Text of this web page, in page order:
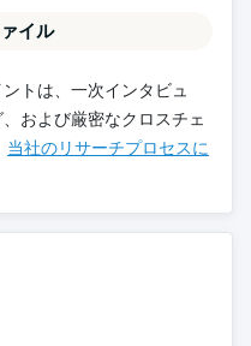
イル
トは、一次インタビュ
および厳密なクロスチェ
当社のリサーチプロセスに